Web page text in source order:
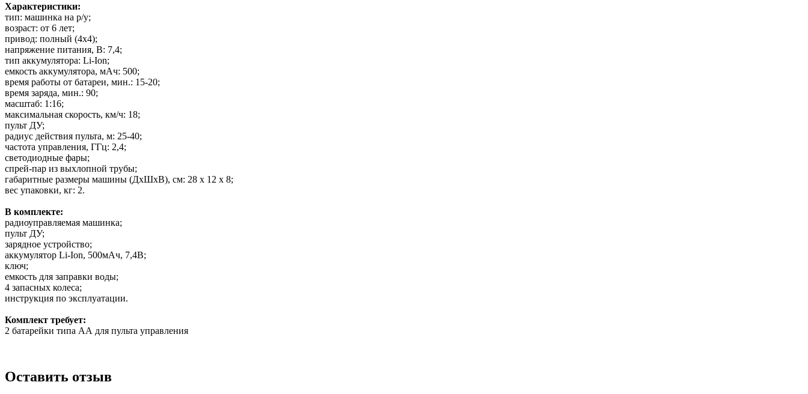
Характеристики:
тип: машинка на р/у;
возраст: от 6 лет;
привод: полный (4х4);
напряжение питания, В: 7,4;
тип аккумулятора: Li-Ion;
емкость аккумулятора, мАч: 500;
время работы от батареи, мин.: 15-20;
время заряда, мин.: 90;
масштаб: 1:16;
максимальная скорость, км/ч: 18;
пульт ДУ;
радиус действия пульта, м: 25-40;
частота управления, ГГц: 2,4;
светодиодные фары;
спрей-пар из выхлопной трубы;
габаритные размеры машины (ДхШхВ), см: 28 х 12 х 8;
вес упаковки, кг: 2.
В комплекте:
радиоуправляемая машинка;
пульт ДУ;
зарядное устройство;
аккумулятор Li-Ion, 500мАч, 7,4В;
ключ;
емкость для заправки воды;
4 запасных колеса;
инструкция по эксплуатации.
Комплект требует:
2 батарейки типа АА для пульта управления
Оставить отзыв